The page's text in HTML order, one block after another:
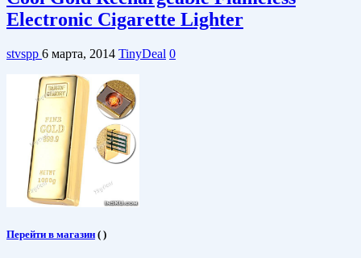
Electronic Cigarette Lighter
stvspp 6 марта, 2014 TinyDeal 0
Перейти в магазин ( )